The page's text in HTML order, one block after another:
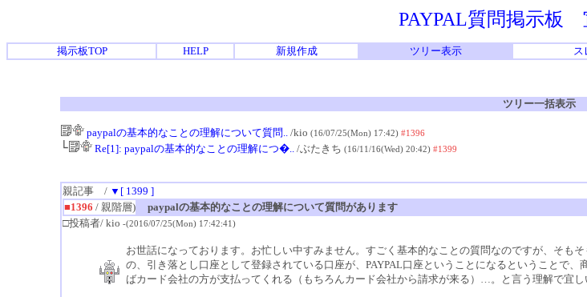
PAYPAL質問掲示板
掲示板TOP HELP 新規作成 ツリー表示 ス
ツリー一括表示
paypalの基本的なことの理解について質問.. /kio (16/07/25(Mon) 17:42) #1396
└ Re[1]: paypalの基本的なことの理解につ�.. /ぶたきち (16/11/16(Wed) 20:42) #1399
親記事 / ▼[ 1399 ]
■1396 / 親階層)
paypalの基本的なことの理解について質問があります
□投稿者/ kio -(2016/07/25(Mon) 17:42:41)
お世話になっております。お忙しい中すみません。すごく基本的なことの質問なのですが、そも
の、引き落とし口座として登録されている口座が、PAYPAL口座ということになるということで
ばカード会社の方が支払ってくれる（もちろんカード会社から請求が来る）…。と言う理解で宜